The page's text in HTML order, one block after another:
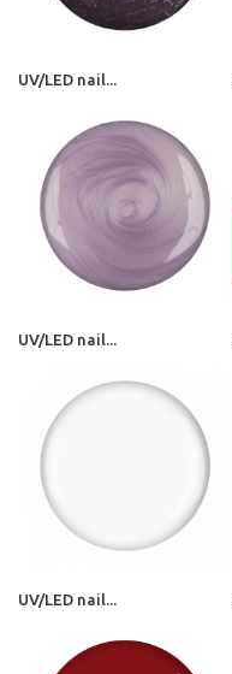
UV/LED nail...
UV/LED nail...
UV/LED nail...